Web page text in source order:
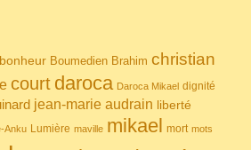
bonheur Boumedien Brahim christian
court daroca Daroca Mikael dignité
jean-marie audrain liberté
Anku Lumière maville mikael mort mots